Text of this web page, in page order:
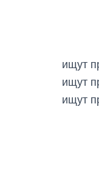
ищут
ищут
ищут